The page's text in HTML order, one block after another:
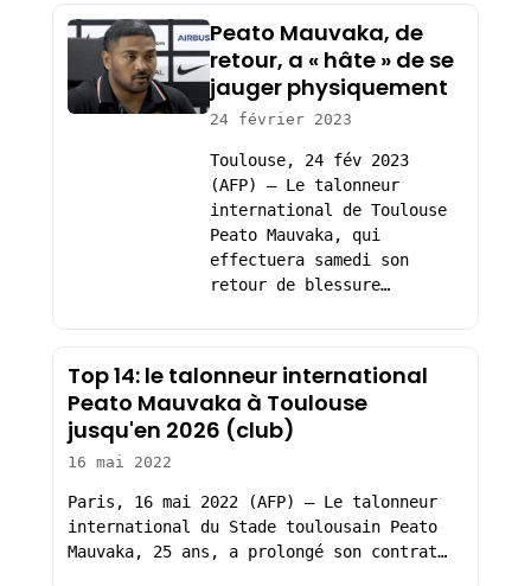
Peato Mauvaka, de
retour, a « hâte » de se
jauger physiquement
24 février 2023
Toulouse, 24 fév 2023
(AFP) – Le talonneur
international de Toulouse
Peato Mauvaka, qui
effectuera samedi son
retour de blessure…
Top 14: le talonneur international
Peato Mauvaka à Toulouse
jusqu'en 2026 (club)
16 mai 2022
Paris, 16 mai 2022 (AFP) – Le talonneur
international du Stade toulousain Peato
Mauvaka, 25 ans, a prolongé son contrat…